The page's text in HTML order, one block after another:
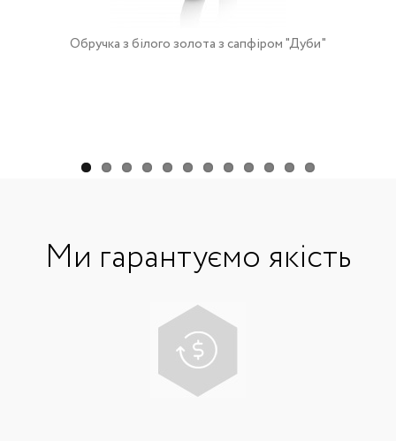
Обручка з білого золота з сапфіром "Дуби"
Ми гарантуємо якість